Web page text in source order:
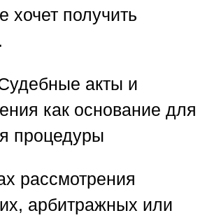
хочет получить
акты и
как основание для
процедуры
рассмотрения
арбитражных или